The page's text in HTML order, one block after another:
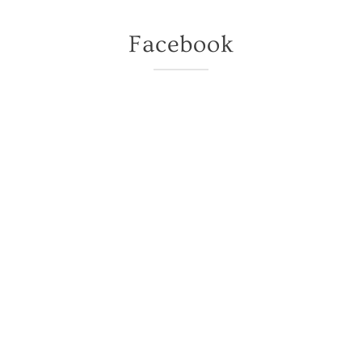
Facebook